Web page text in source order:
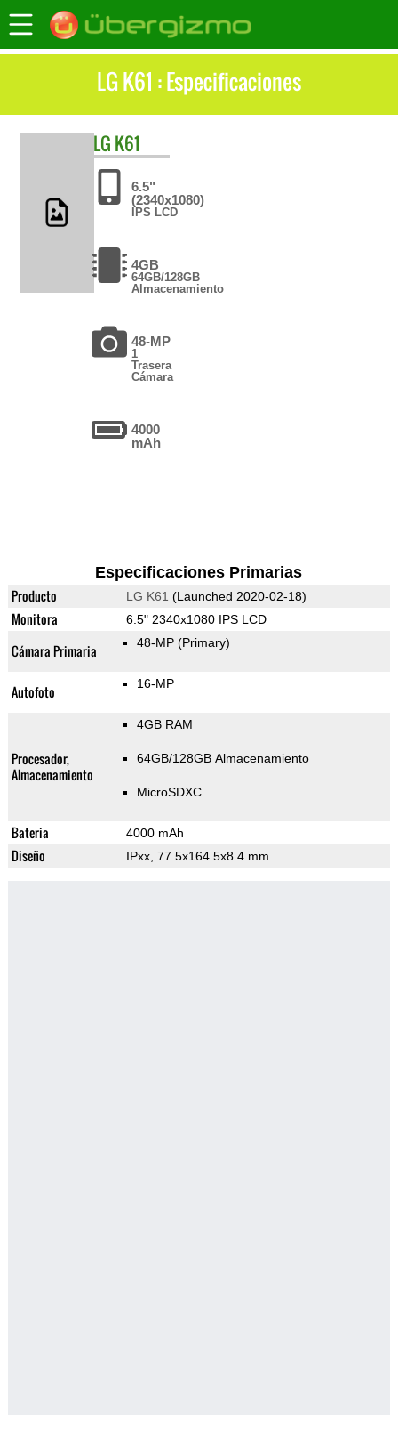
LG K61 : Especificaciones
LG K61
6.5"
(2340x1080)
IPS LCD
4GB
64GB/128GB
Almacenamiento
48-MP
1
Trasera
Cámara
4000
mAh
Especificaciones Primarias
Producto LG K61 (Launched 2020-02-18)
Monitora 6.5" 2340x1080 IPS LCD
Cámara Primaria 48-MP (Primary)
Autofoto 16-MP
Procesador,
Almacenamiento
4GB RAM
64GB/128GB Almacenamiento
MicroSDXC
Bateria 4000 mAh
Diseño IPxx, 77.5x164.5x8.4 mm